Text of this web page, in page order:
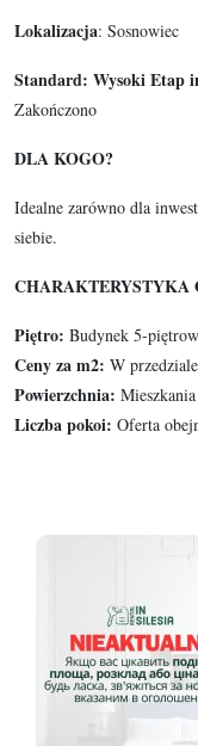
Lokalizacja: Sosnowiec
Standard: Wysoki Etap
Zakończono
DLA KOGO?
Idealne zarówno dla
siebie.
CHARAKTERYSTYKA
Piętro: Budynek 5-
Ceny za m2: W
Powierzchnia:
Liczba pokoi: Oferta